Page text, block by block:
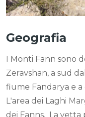
Geografia
I Monti Fann sono
Zeravshan, a sud
fiume Fandarya e
L'area dei Laghi
dei Fanns.
La vetta